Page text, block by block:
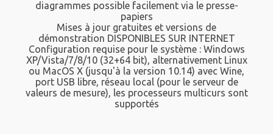
diagrammes possible facilement via le presse-
papiers
Mises à jour gratuites et versions de
démonstration DISPONIBLES SUR INTERNET
Configuration requise pour le système : Windows
XP/Vista/7/8/10 (32+64 bit), alternativement Linux
ou MacOS X (jusqu'à la version 10.14) avec Wine,
port USB libre, réseau local (pour le serveur de
valeurs de mesure), les processeurs multicurs sont
supportés